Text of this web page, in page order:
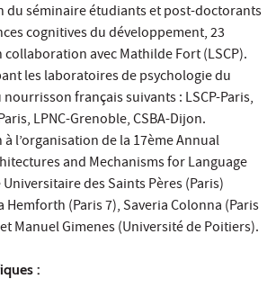
du séminaire étudiants et post-doctorants
cognitives du développement, 23
collaboration avec Mathilde Fort (LSCP).
les laboratoires de psychologie du
français suivants : LSCP-Paris,
LPNC-Grenoble, CSBA-Dijon.
l’organisation de la 17ème Annual
and Mechanisms for Language
des Saints Pères (Paris)
(Paris 7), Saveria Colonna (Paris
Manuel Gimenes (Université de Poitiers).
: